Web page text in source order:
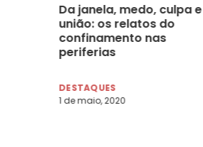
Da janela, medo, culpa e
união: os relatos do
confinamento nas
periferias
DESTAQUES
1 de maio, 2020